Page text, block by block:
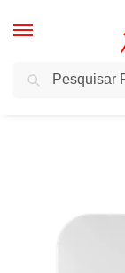
Início / Inversores